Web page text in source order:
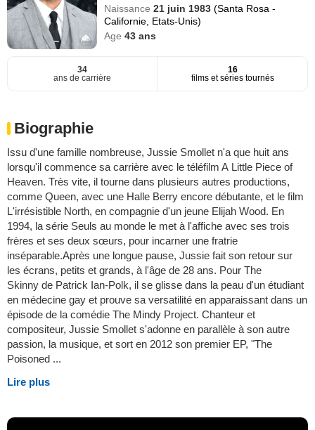
Naissance21 juin 1983(Santa Rosa -
Californie, Etats-Unis)
Age43 ans
34
ans de carrière
16
films et séries tournés
Biographie
Issu d'une famille nombreuse, Jussie Smollet n'a que huit ans
lorsqu'il commence sa carrière avec le téléfilm A Little Piece of
Heaven. Très vite, il tourne dans plusieurs autres productions,
comme Queen, avec une Halle Berry encore débutante, et le film
L'irrésistible North, en compagnie d'un jeune Elijah Wood. En
1994, la série Seuls au monde le met à l'affiche avec ses trois
frères et ses deux sœurs, pour incarner une fratrie
inséparable.Après une longue pause, Jussie fait son retour sur
les écrans, petits et grands, à l'âge de 28 ans. Pour The
Skinny de Patrick Ian-Polk, il se glisse dans la peau d'un étudiant
en médecine gay et prouve sa versatilité en apparaissant dans un
épisode de la comédie The Mindy Project. Chanteur et
compositeur, Jussie Smollet s'adonne en parallèle à son autre
passion, la musique, et sort en 2012 son premier EP, "The
Poisoned ...
Lire plus